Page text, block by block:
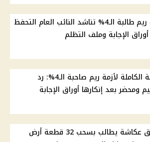
أسرة ريم طالبة الـ4% تناشد النائب العام التحفظ
الإجابة وملف التظلم
القصة الكاملة لأزمة ريم صاحبة الـ4%: رد
ومحضر بعد إنكارها أوراق الإجابة
توفيق عكاشة يطالب بسحب 32 قطعة أرض